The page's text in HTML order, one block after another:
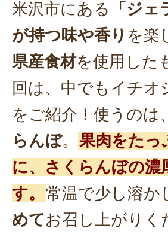
米沢市にある
「ジ
が持つ味や香り を楽
県産食材を使用した
回は、中でもイチオ
をご紹介！使うのは、
らんぼ。 果肉をたっ
に、さくらんぼの
す。 常温で少し溶か
めてお召し上がりく